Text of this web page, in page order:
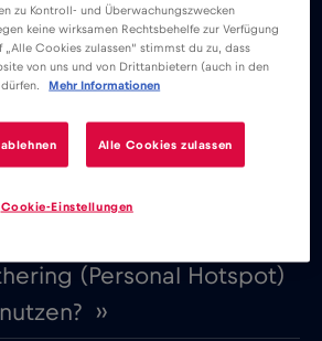
gedacht, wenn du eines der
besuchst. Deshalb ist es am
auf Reisen aktivierst.
(Personal Hotspot)
››
zu Kontroll- und Überwachungszwecken
keine wirksamen Rechtsbehelfe zur Verfügung
„Alle Cookies zulassen“ stimmst du zu, dass
von uns und von Drittanbietern (auch in den
Mehr Informationen
Alle Cookies zulassen
Cookie-Einstellungen